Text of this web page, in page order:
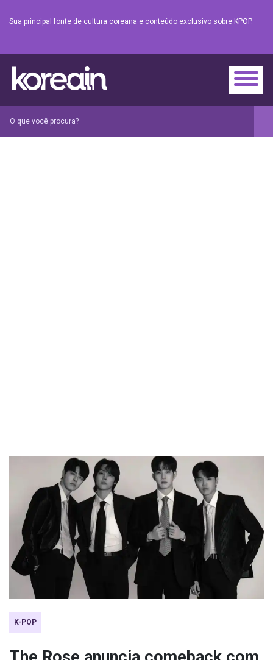
Sua principal fonte de cultura coreana e conteúdo exclusivo sobre KPOP.
K-POP